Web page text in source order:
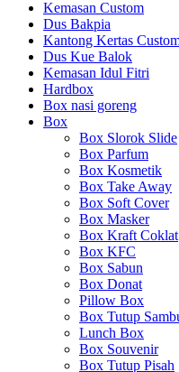
Kemasan Custom
Dus Bakpia
Kantong Kertas
Dus Kue Balok
Kemasan Idul Fitri
Hardbox
Box nasi goreng
Box
Box Slorok Slide
Box Parfum
Box Kosmetik
Box Take Away
Box Soft Cover
Box Masker
Box Kraft Coklat
Box KFC
Box Sabun
Box Donat
Pillow Box
Box Tutup
Lunch Box
Box Souvenir
Box Tutup Pisah